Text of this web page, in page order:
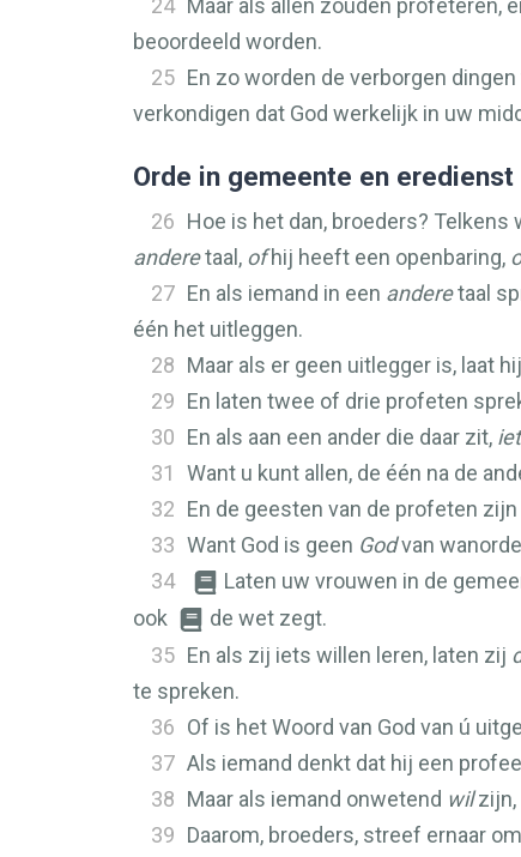
24 Maar als allen zouden profeteren,
beoordeeld worden.
25 En zo worden de verborgen
verkondigen dat God werkelijk in uw
Orde in gemeente en eredienst
26 Hoe is het dan, broeders?
anderetaal, ofhij heeft een openbaring,
27 En als iemand in een anderetaal
één het uitleggen.
28 Maar als er geen uitlegger is, laat hij
29 En laten twee of drie profeten
30 En als aan een ander die daar zit,
31
Want u kunt allen, de één na de
32 En de geesten van de profeten
33 Want God is geen Godvan
34
Laten uw vrouwen in de
ook
de wet zegt.
35 En als zij iets willen leren, laten zij
te spreken.
36 Of is het Woord van God van ú
37 Als iemand denkt dat hij een
38 Maar als iemand onwetend wilzijn,
39 Daarom, broeders, streef ernaar